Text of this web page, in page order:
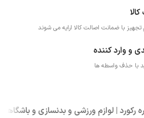
تجهیز با ضمانت اصالت کالا ارایه می شوند
و وارد کننده
با حذف واسطه ها
رکورد | لوازم ورزشی و بدنسازی و باشگاهی